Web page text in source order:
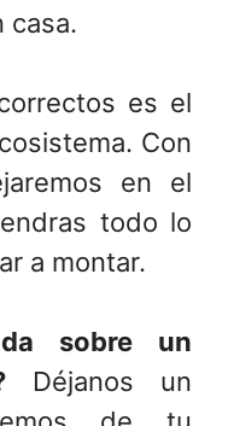
casa.
es el
Con
en el
todo lo
a montar.
sobre un
Déjanos un